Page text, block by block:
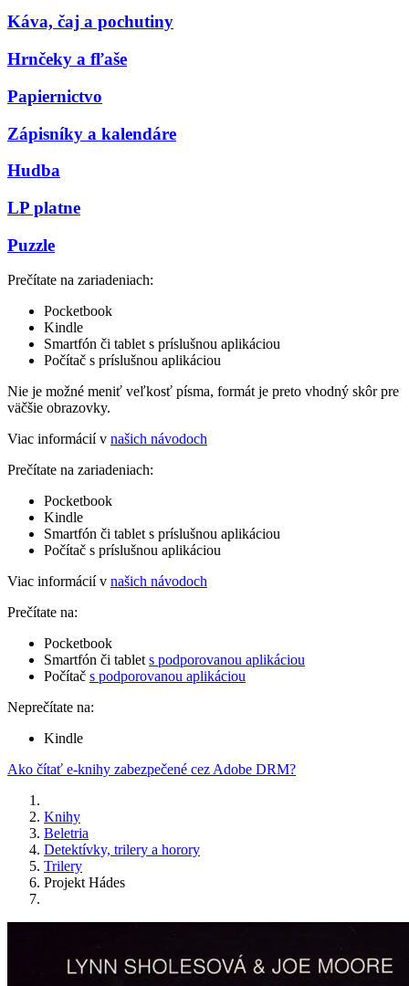
Káva, čaj a pochutiny
Hrnčeky a fľaše
Papiernictvo
Zápisníky a kalendáre
Hudba
LP platne
Puzzle
Prečítate na zariadeniach:
Pocketbook
Kindle
Smartfón či tablet s príslušnou aplikáciou
Počítač s príslušnou aplikáciou
Nie je možné meniť veľkosť písma, formát je preto vhodný skôr pre
väčšie obrazovky.
Viac informácií v našich návodoch
Prečítate na zariadeniach:
Pocketbook
Kindle
Smartfón či tablet s príslušnou aplikáciou
Počítač s príslušnou aplikáciou
Viac informácií v našich návodoch
Prečítate na:
Pocketbook
Smartfón či tablet s podporovanou aplikáciou
Počítač s podporovanou aplikáciou
Neprečítate na:
Kindle
Ako čítať e-knihy zabezpečené cez Adobe DRM?
Knihy
Beletria
Detektívky, trilery a horory
Trilery
Projekt Hádes